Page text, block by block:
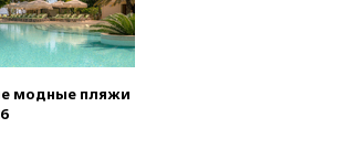
модные пляжи